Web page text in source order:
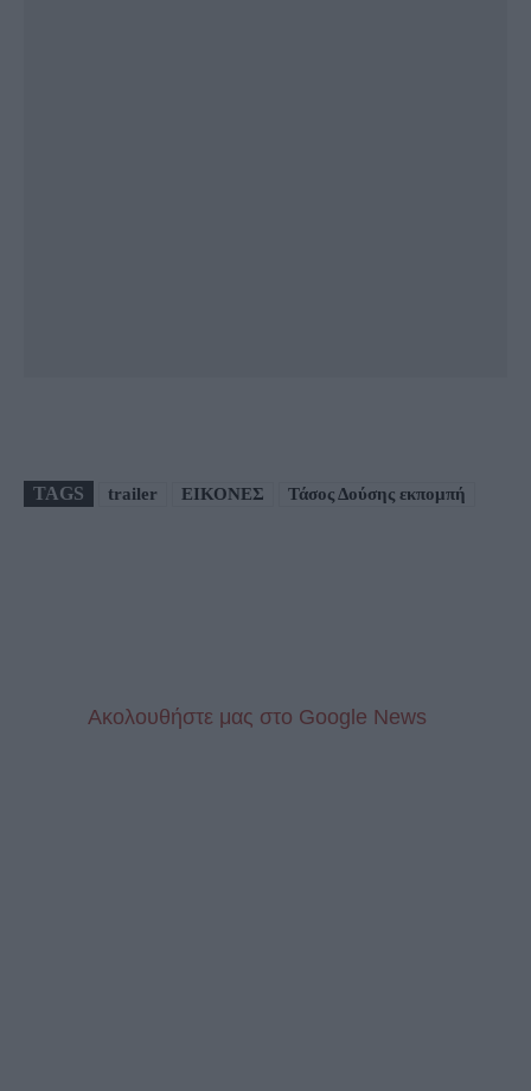
TAGS trailer ΕΙΚΟΝΕΣ Τάσος Δούσης εκπομπή
Aκολουθήστε μας στo Google News